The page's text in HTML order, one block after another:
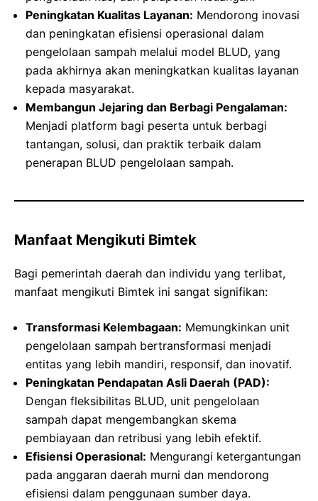
Peningkatan Kualitas Layanan: Mendorong inovasi
dan peningkatan efisiensi operasional dalam
pengelolaan sampah melalui model BLUD, yang
pada akhirnya akan meningkatkan kualitas layanan
kepada masyarakat.
Membangun Jejaring dan Berbagi Pengalaman:
Menjadi platform bagi peserta untuk berbagi
tantangan, solusi, dan praktik terbaik dalam
penerapan BLUD pengelolaan sampah.
Manfaat Mengikuti Bimtek
Bagi pemerintah daerah dan individu yang terlibat,
manfaat mengikuti Bimtek ini sangat signifikan:
Transformasi Kelembagaan: Memungkinkan unit
pengelolaan sampah bertransformasi menjadi
entitas yang lebih mandiri, responsif, dan inovatif.
Peningkatan Pendapatan Asli Daerah (PAD):
Dengan fleksibilitas BLUD, unit pengelolaan
sampah dapat mengembangkan skema
pembiayaan dan retribusi yang lebih efektif.
Efisiensi Operasional: Mengurangi ketergantungan
pada anggaran daerah murni dan mendorong
efisiensi dalam penggunaan sumber daya.